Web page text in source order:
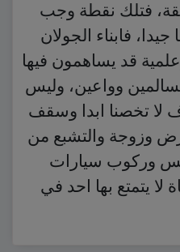
فتلك نقطة وجب
جيدا، فابناء الجولان
قد يساهمون فيها
وواعين، وليس
لا تخصنا ابدا وسقف
وزوجة والتشبع من
وركوب سيارات
لا يتمتع بها احد في